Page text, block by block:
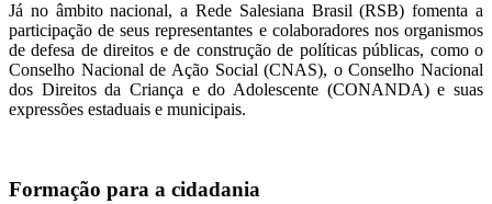
Já no âmbito nacional, a Rede Salesiana Brasil (RSB) fomenta a
participação de seus representantes e colaboradores nos organismos
de defesa de direitos e de construção de políticas públicas, como o
Conselho Nacional de Ação Social (CNAS), o Conselho Nacional
dos Direitos da Criança e do Adolescente (CONANDA) e suas
expressões estaduais e municipais.
Formação para a cidadania